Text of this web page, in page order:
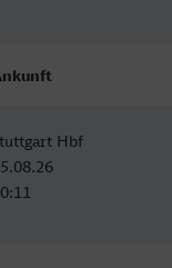
Hbf